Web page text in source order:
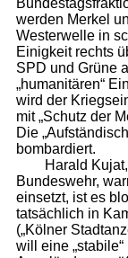
werden Merkel
Westerwelle in
Einigkeit rechts
SPD und Grüne
„humanitären“
wird der
mit „Schutz der
Die
bombardiert.
Harald
Bundeswehr,
einsetzt, ist es
tatsächlich in
(„Kölner
will eine